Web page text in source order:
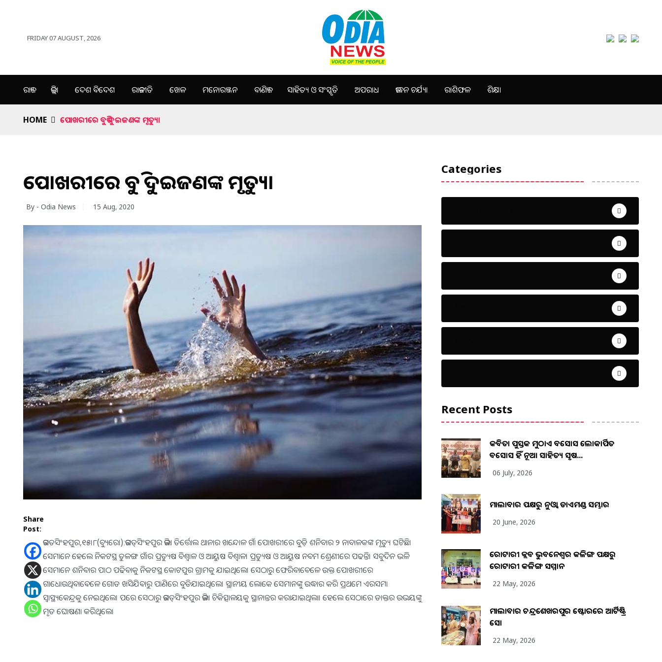
FRIDAY 07 AUGUST, 2026
ରାଜ୍ୟ ଜିଲ୍ଲା ଦେଶ ବିଦେଶ ରାଜନୀତି ଖେଳ ମନୋରଞ୍ଜନ ବାଣିଜ୍ୟ ସାହିତ୍ୟ ଓ ସଂସ୍କୃତି ଅପରାଧ ଜୀବନ ଚର୍ଯ୍ୟା ରାଶିଫଳ ଶିକ୍ଷା
HOME ପୋଖରୀରେ ବୁଡି ଦୁଇଜଣଙ୍କ ମୃତ୍ୟୁ।
ପୋଖରୀରେ ବୁଡି ଦୁଇଜଣଙ୍କ ମୃତ୍ୟୁ।
By - Odia News 15 Aug, 2020
Share
Post:
ଜଗତସିଂହପୁର,୧୫।୮(ବ୍ୟୁରୋ):ଜଗତ୍‌ସିଂହପୁର ଜିଲା ତିର୍ତ୍ତୋଲ ଥାନାର ଖନ୍ଦୋଳ ଗାଁ ପୋଖରୀରେ ବୁଡ଼ି ଶନିବାର ୨ ନାବାଳକଙ୍କ ମୃତ୍ୟୁ ଘଟିଛି।
ସେମାନେ ହେଲେ ନିକଟସ୍ଥ ତୁଳଙ୍ଗ ଗାଁର ପ୍ରତ୍ୟୁଷ ବିଶ୍ୱାଳ ଓ ଆୟୁଷ ବିଶ୍ୱାଳ। ପ୍ରତ୍ୟୁଷ ଓ ଆୟୁଷ ନବମ ଶ୍ରେଣୀରେ ପଢନ୍ତି। ସବୁଦିନ ଭଳି
ସେମାନେ ଶନିବାର ପାଠ ପଢିବାକୁ ନିକଟସ୍ଥ କୋଟପୁର ଗ୍ରାମକୁ ଯାଇଥିଲେ। ସେଠାରୁ ଫେରିବାବେଳେ ଉକ୍ତ ପୋଖରୀରେ
ଗାଧୋଉଥିବାବେଳେ ଗୋଡ ଖସିଯିବାରୁ ପାଣିରେ ବୁଡିଯାଇଥିଲେ। ସ୍ଥାନୀୟ ଲୋକେ ସେମାନଙ୍କୁ ଉଦ୍ଧାର କରି ପ୍ରଥମେ ଏରସମା
ସ୍ବାସ୍ଥ୍ୟକେନ୍ଦ୍ରକୁ ନେଇଥିଲେ। ପରେ ସେଠାରୁ ଜଗତ୍‌ସିଂହପୁର ଜିଲା ଚିକିତ୍ସାଳୟକୁ ସ୍ଥାନାନ୍ତର କରାଯାଇଥିଲା। ହେଲେ ସେଠାରେ ଡାକ୍ତର ଉଭୟଙ୍କୁ
ମୃତ ଘୋଷଣା କରିଥିଲେ।
Categories
Recent Posts
କବିତା ପୁସ୍ତକ ମୁଠାଏ ଅବସୋସ ଲୋକାର୍ପିତ
ଅବସୋସ ହିଁ ନୂଆ ସାହିତ୍ୟ ସୃଷ...
06 July, 2026
ମାଲାବାର ପକ୍ଷରୁ ନୁଓ୍ବା ଡାଏମଣ୍ଡ ସମ୍ଭାର
20 June, 2026
ରୋଟାରୀ କ୍ଲବ ଭୁବନେଶ୍ୱର କଳିଙ୍ଗ ପକ୍ଷରୁ
ରୋଟାରୀ କଳିଙ୍ଗ ସମ୍ମାନ
22 May, 2026
ମାଲାବାର ଚନ୍ଦ୍ରଶେଖରପୁର ଷ୍ଟୋରରେ ଆର୍ଟିଷ୍ଟ୍ରି
ସୋ
22 May, 2026